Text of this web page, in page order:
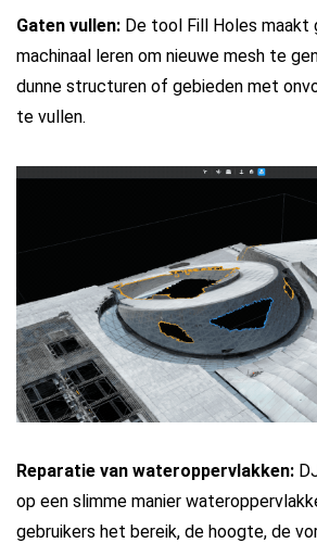
Gaten vullen: De tool Fill Holes maakt
machinaal leren om nieuwe mesh te
dunne structuren of gebieden met
te vullen.
Reparatie van wateroppervlakken:
op een slimme manier
gebruikers het bereik, de hoogte, de